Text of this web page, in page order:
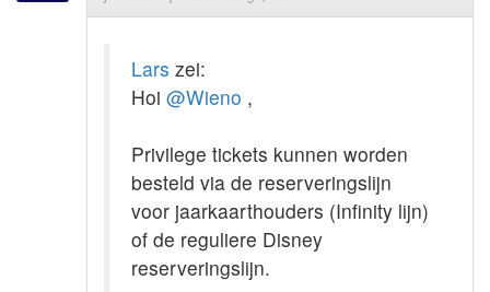
Lars zei:
Hoi @Wieno ,
Privilege tickets kunnen worden
besteld via de reserveringslijn
voor jaarkaarthouders (Infinity lijn)
of de reguliere Disney
reserveringslijn.